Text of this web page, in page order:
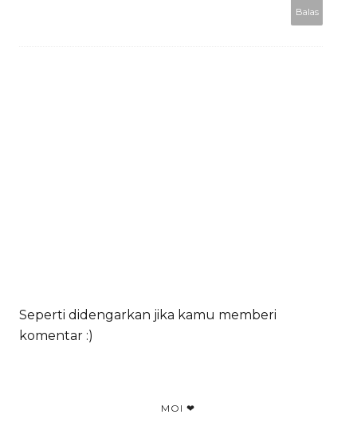
Balas
Seperti didengarkan jika kamu memberi
komentar :)
MOI ❤